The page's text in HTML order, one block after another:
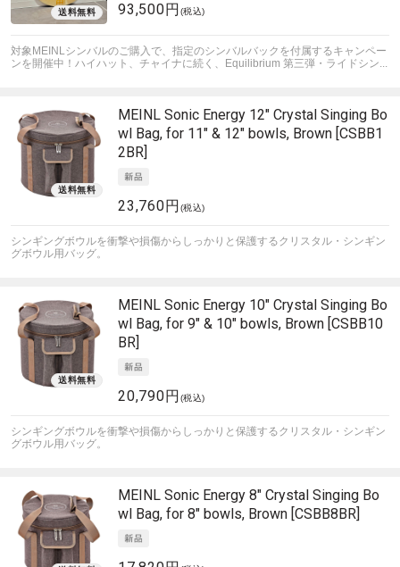
93,500円 (税込)
対象MEINLシンバルのご購入で、指定のシンバルバックを付属するキャンペー
ンを開催中！ ハイハット、チャイナに続く、Equilibrium 第三弾・ライドシン...
MEINL Sonic Energy 12" Crystal Singing Bo
wl Bag, for 11" & 12" bowls, Brown [CSBB1
2BR]
23,760円 (税込)
シンギングボウルを衝撃や損傷からしっかりと保護するクリスタル・シンギン
グボウル用バッグ。
MEINL Sonic Energy 10" Crystal Singing Bo
wl Bag, for 9" & 10" bowls, Brown [CSBB10
BR]
20,790円 (税込)
シンギングボウルを衝撃や損傷からしっかりと保護するクリスタル・シンギン
グボウル用バッグ。
MEINL Sonic Energy 8" Crystal Singing Bo
wl Bag, for 8" bowls, Brown [CSBB8BR]